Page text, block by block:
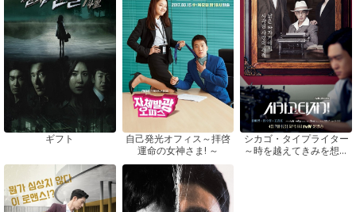
ギフト
自己発光オフィス～拝啓
運命の女神さま! ～
シカゴ・タイプライター
～時を越えてきみを想う